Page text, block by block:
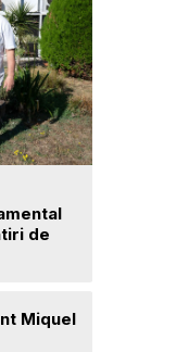
de
Miquel